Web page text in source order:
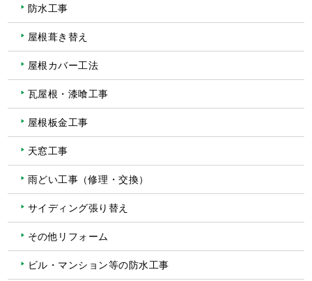
防水工事
屋根葺き替え
屋根カバー工法
瓦屋根・漆喰工事
屋根板金工事
天窓工事
雨どい工事（修理・交換）
サイディング張り替え
その他リフォーム
ビル・マンション等の防水工事